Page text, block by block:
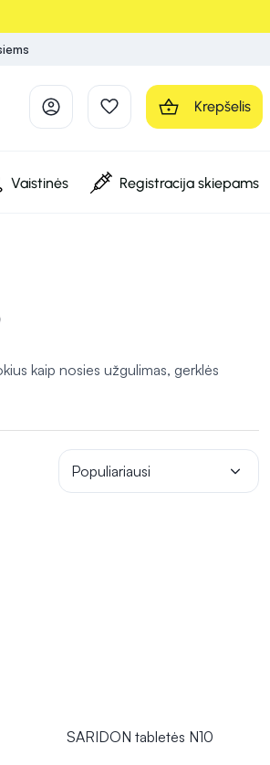
Krepšelis
Vaistinės Registracija skiepams
kaip nosies užgulimas, gerklės
siekiant visapusiškai
trunkantys arba susiję su kitais
Populiariausi
SARIDON tabletės N10